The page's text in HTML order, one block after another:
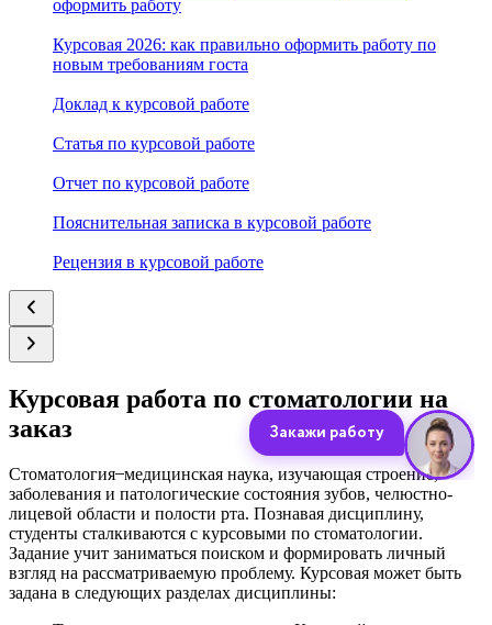
оформить работу
Курсовая 2026: как правильно оформить работу по
новым требованиям госта
Доклад к курсовой работе
Статья по курсовой работе
Отчет по курсовой работе
Пояснительная записка в курсовой работе
Рецензия в курсовой работе
Курсовая работа по стоматологии на
заказ
Стоматология ̶ медицинская наука, изучающая строение,
заболевания и патологические состояния зубов, челюстно-
лицевой области и полости рта. Познавая дисциплину,
студенты сталкиваются с курсовыми по стоматологии.
Задание учит заниматься поиском и формировать личный
взгляд на рассматриваемую проблему. Курсовая может быть
задана в следующих разделах дисциплины: